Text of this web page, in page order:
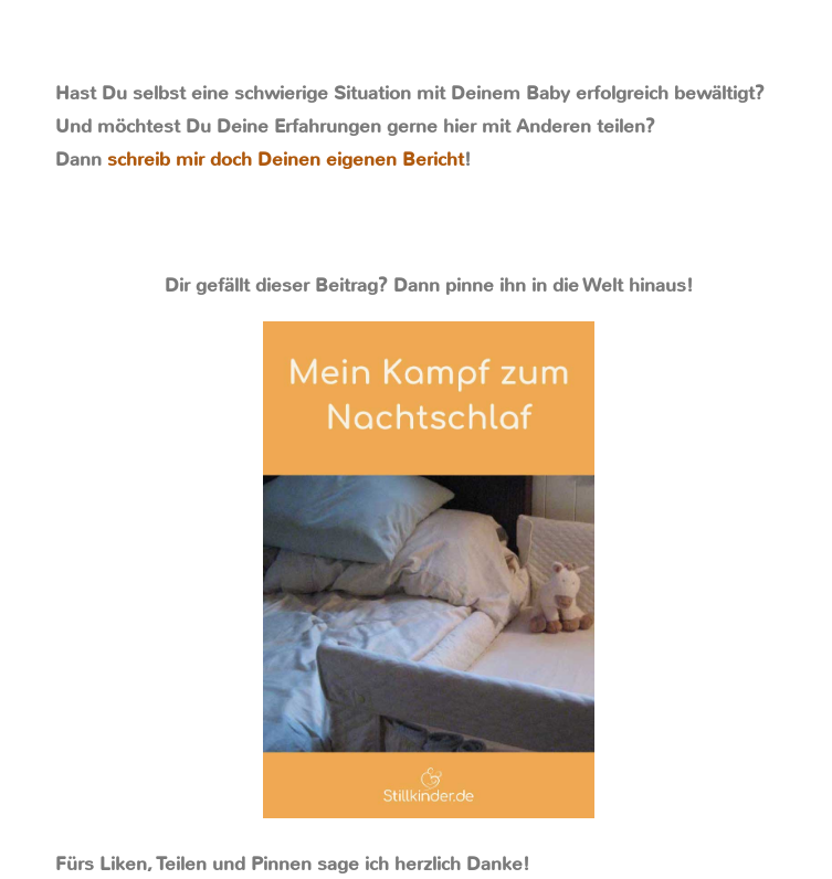
Hast Du selbst eine schwierige Situation mit Deinem Baby erfolgreich bewältigt?
Und möchtest Du Deine Erfahrungen gerne hier mit Anderen teilen?
Dann schreib mir doch Deinen eigenen Bericht!
Dir gefällt dieser Beitrag? Dann pinne ihn in die Welt hinaus!
Fürs Liken, Teilen und Pinnen sage ich herzlich Danke!
8 Tipps für leichtere Nächte mit